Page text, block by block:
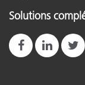
Solutions